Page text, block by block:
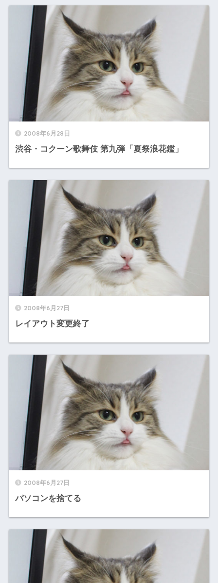
2008年6月28日
渋谷・コクーン歌舞伎 第九弾「夏祭浪花鑑」
2008年6月27日
レイアウト変更終了
2008年6月27日
パソコンを捨てる